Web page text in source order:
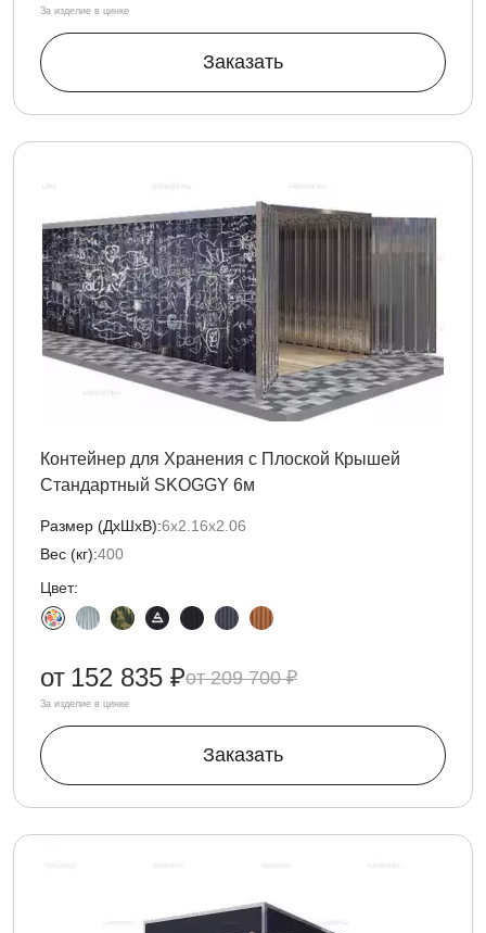
За изделие в цинке
Заказать
Контейнер для Хранения с Плоской Крышей
Стандартный SKOGGY 6м
Размер (ДxШxВ):6х2.16х2.06
Вес (кг):400
Цвет:
209 700 ₽
от 152 835 ₽
За изделие в цинке
Заказать